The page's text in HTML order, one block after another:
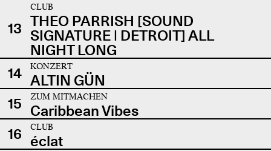
13
CLUB
THEO PARRISH [SOUND
SIGNATURE | DETROIT] ALL
NIGHT LONG
14
KONZERT
ALTIN GÜN
15
ZUM MITMACHEN
Caribbean Vibes
16
CLUB
éclat